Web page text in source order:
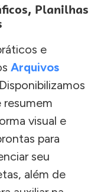
Planilhas
e
Arquivos
visual e
para
seu
além de